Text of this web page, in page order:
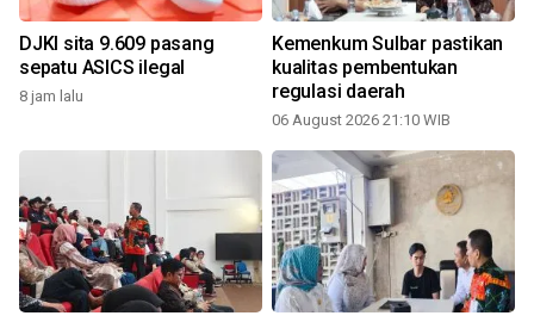
DJKI sita 9.609 pasang
sepatu ASICS ilegal
8 jam lalu
Kemenkum Sulbar pastikan
kualitas pembentukan
regulasi daerah
06 August 2026 21:10 WIB